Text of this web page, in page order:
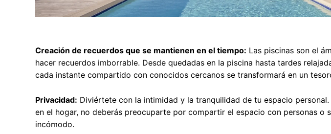
Creación de recuerdos que se mantienen en el tiempo: Las piscinas son el
hacer recuerdos imborrable. Desde quedadas en la piscina hasta tardes
cada instante compartido con conocidos cercanos se transformará en un
Privacidad: Diviértete con la intimidad y la tranquilidad de tu espacio personal.
en el hogar, no deberás preocuparte por compartir el espacio con personas o
incómodo.